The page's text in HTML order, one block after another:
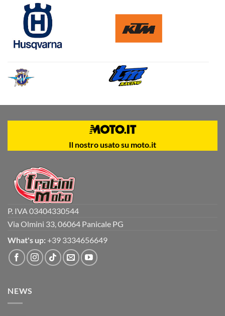
Il nostro usato su moto.it
P. IVA 03404330544
Via Olmini 33, 06064 Panicale PG
What's up: +39 3334656649
NEWS